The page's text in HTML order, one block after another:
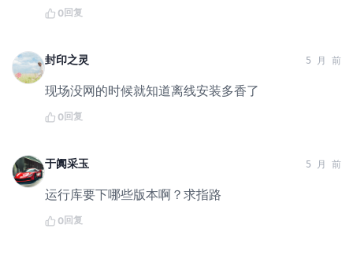
0回复
封印之灵 5 月 前
现场没网的时候就知道离线安装多香了
0回复
于阗采玉 5 月 前
运行库要下哪些版本啊？求指路
0回复